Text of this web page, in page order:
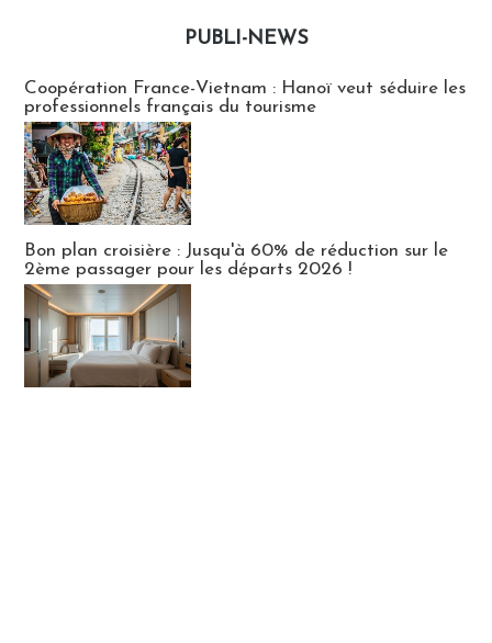
PUBLI-NEWS
Coopération France-Vietnam : Hanoï veut séduire les
professionnels français du tourisme
Bon plan croisière : Jusqu'à 60% de réduction sur le
2ème passager pour les départs 2026 !